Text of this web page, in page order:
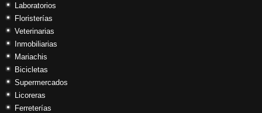
Laboratorios
Floristerías
Veterinarias
Inmobiliarias
Mariachis
Bicicletas
Supermercados
Licoreras
Ferreterías